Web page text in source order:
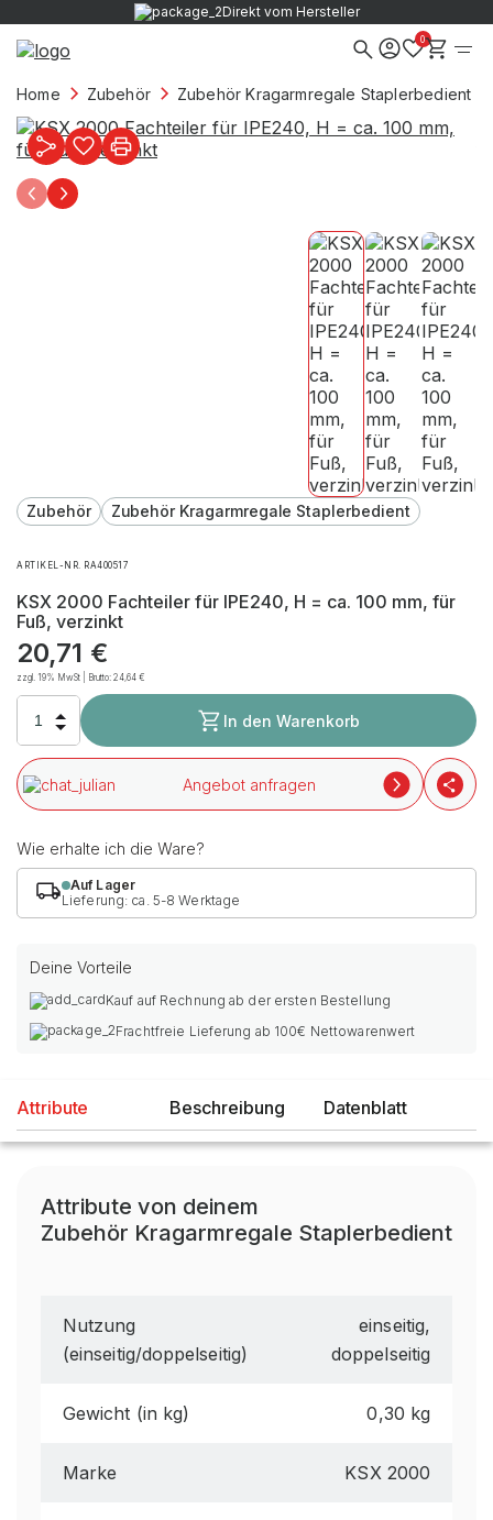
Direkt vom Hersteller
0
Home Zubehör Zubehör Kragarmregale Staplerbedient
Zubehör Zubehör Kragarmregale Staplerbedient
ARTIKEL-NR. RA400517
KSX 2000 Fachteiler für IPE240, H = ca. 100 mm, für
Fuß, verzinkt
20,71 €
zzgl. 19% MwSt | Brutto:24,64€
In den Warenkorb
Angebot anfragen
Wie erhalte ich die Ware?
Auf Lager
Lieferung: ca. 5-8 Werktage
Deine Vorteile
Kauf auf Rechnung ab der ersten Bestellung
Frachtfreie Lieferung ab 100€ Nettowarenwert
Attribute Beschreibung Datenblatt
Attribute von deinem
Zubehör Kragarmregale Staplerbedient
Nutzung
(einseitig/doppelseitig)
einseitig,
doppelseitig
Gewicht (in kg) 0,30 kg
Marke KSX 2000